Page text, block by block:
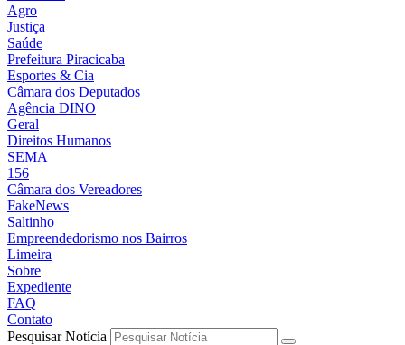
Agro
Justiça
Saúde
Prefeitura Piracicaba
Esportes & Cia
Câmara dos Deputados
Agência DINO
Geral
Direitos Humanos
SEMA
156
Câmara dos Vereadores
FakeNews
Saltinho
Empreendedorismo nos Bairros
Limeira
Sobre
Expediente
FAQ
Contato
Pesquisar Notícia